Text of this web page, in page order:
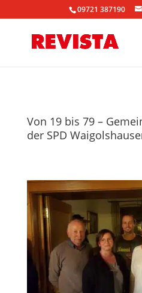
09721 387190
Von 19 bis 79 –
der SPD